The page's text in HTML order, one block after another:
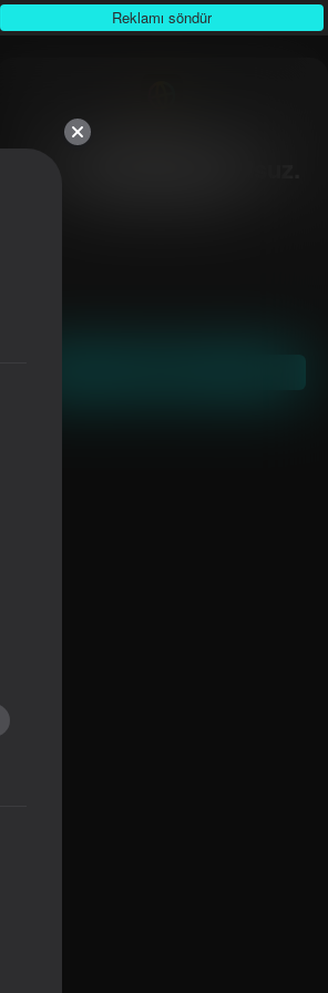
Reklamı söndür
10,000-dən çox